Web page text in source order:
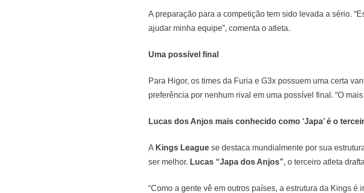
A preparação para a competição tem sido levada a sério.
ajudar minha equipe”, comenta o atleta.
Uma possível final
Para Higor, os times da Furia e G3x possuem uma certa
preferência por nenhum rival em uma possível final. “O
Lucas dos Anjos mais conhecido como ‘Japa’ é o
A Kings Leaguese destaca mundialmente por sua
ser melhor. Lucas “Japa dos Anjos”, o terceiro atleta
“Como a gente vê em outros países, a estrutura da Kings